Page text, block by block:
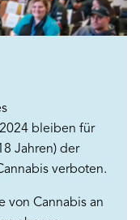
bleiben für
Jahren) der
verboten.
von Cannabis an